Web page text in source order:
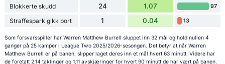
Blokkerte skudd 24 1.07 97
Straffespark gikk bort 1 0.04 13
Som forsvarsspiller har Warren Matthew Burrell sluppet inn 32 mål og hold nullen 4
ganger på 25 kamper i League Two 2025/2026-sesongen. Det betyr at når Warren
Matthew Burrell er på banen, slipper laget deres inn et mål hvert 63 minutt. Videre har
de foretatt 2.14 taklinger og 1.11 avskjæringer for hvert 90 minutt de har vært på banen.